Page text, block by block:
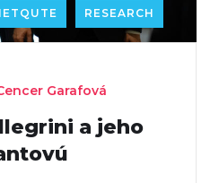
RESEARCH
Garafová
a jeho